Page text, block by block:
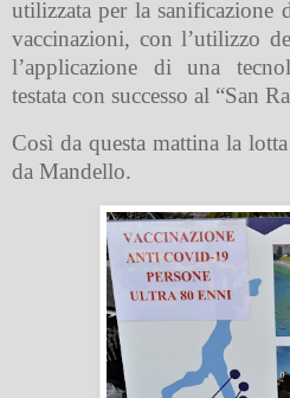
utilizzata per la sanificazione
vaccinazioni, con l’utilizzo
l’applicazione di una
testata con successo al “San
Così da questa mattina la
da Mandello.